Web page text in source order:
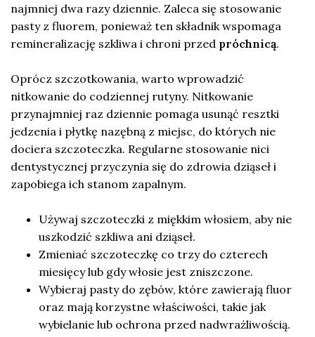
najmniej dwa razy dziennie. Zaleca się stosowanie
pasty z fluorem, ponieważ ten składnik wspomaga
remineralizację szkliwa i chroni przed próchnicą.
Oprócz szczotkowania, warto wprowadzić
nitkowanie do codziennej rutyny. Nitkowanie
przynajmniej raz dziennie pomaga usunąć resztki
jedzenia i płytkę nazębną z miejsc, do których nie
dociera szczoteczka. Regularne stosowanie nici
dentystycznej przyczynia się do zdrowia dziąseł i
zapobiega ich stanom zapalnym.
Używaj szczoteczki z miękkim włosiem, aby nie
uszkodzić szkliwa ani dziąseł.
Zmieniać szczoteczkę co trzy do czterech
miesięcy lub gdy włosie jest zniszczone.
Wybieraj pasty do zębów, które zawierają fluor
oraz mają korzystne właściwości, takie jak
wybielanie lub ochrona przed nadwrażliwością.